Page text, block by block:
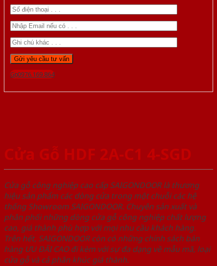
Gọi 0976.169.864
Cửa Gỗ HDF 2A-C1 4-SGD
Cửa gỗ công nghiệp cao cấp SAIGONDOOR là thương
hiệu sản phẩm các dòng cửa trong một chuỗi các hệ
thống Showroom SAIGONDOOR. Chuyên sản xuất và
phân phối những dòng cửa gỗ công nghiệp chất lượng
cao, giá thành phù hợp với mọi nhu cầu khách hàng.
Trên hết, SAIGONDOOR còn có những chính sách bán
hàng ƯU ĐÃI CAO đi kèm với sự đa dạng về mẫu mã, loại
cửa gỗ và cả phân khúc giá thành.